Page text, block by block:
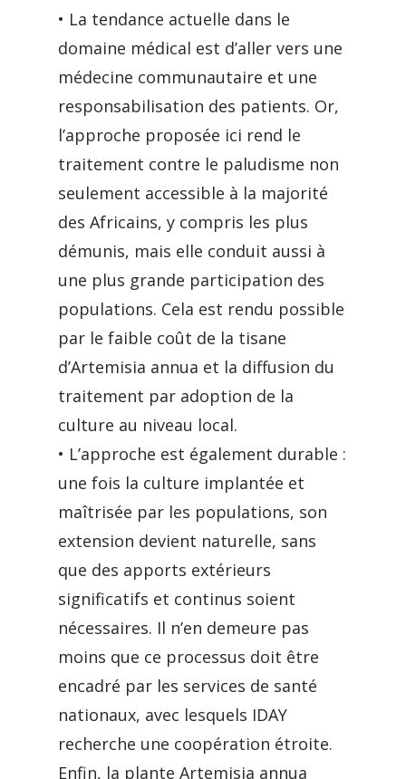
• La tendance actuelle dans le
domaine médical est d’aller vers une
médecine communautaire et une
responsabilisation des patients. Or,
l’approche proposée ici rend le
traitement contre le paludisme non
seulement accessible à la majorité
des Africains, y compris les plus
démunis, mais elle conduit aussi à
une plus grande participation des
populations. Cela est rendu possible
par le faible coût de la tisane
d’Artemisia annua et la diffusion du
traitement par adoption de la
culture au niveau local.
• L’approche est également durable :
une fois la culture implantée et
maîtrisée par les populations, son
extension devient naturelle, sans
que des apports extérieurs
significatifs et continus soient
nécessaires. Il n’en demeure pas
moins que ce processus doit être
encadré par les services de santé
nationaux, avec lesquels IDAY
recherche une coopération étroite.
Enfin, la plante Artemisia annua